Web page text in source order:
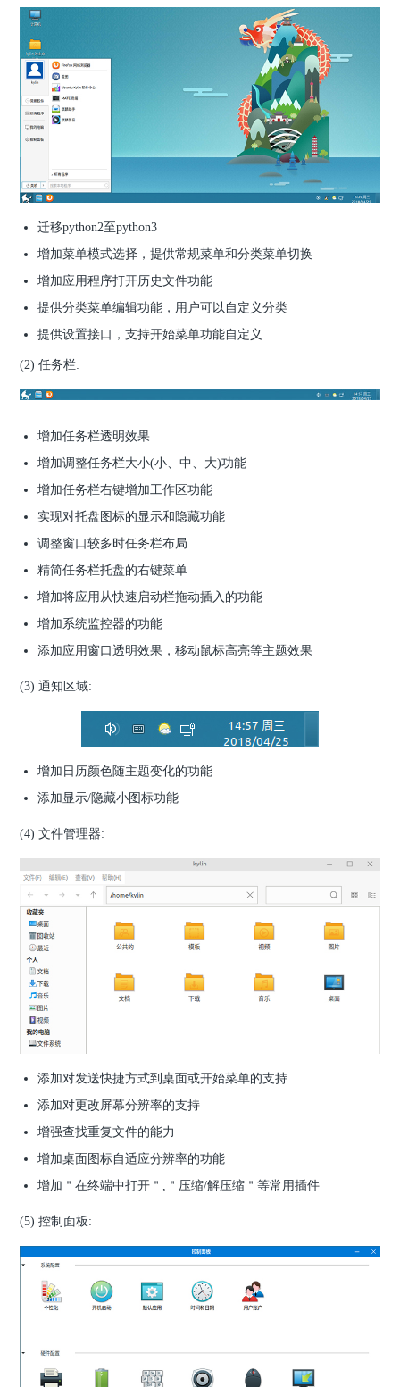
迁移python2至python3
增加菜单模式选择，提供常规菜单和分类菜单切换
增加应用程序打开历史文件功能
提供分类菜单编辑功能，用户可以自定义分类
提供设置接口，支持开始菜单功能自定义
(2) 任务栏:
增加任务栏透明效果
增加调整任务栏大小(小、中、大)功能
增加任务栏右键增加工作区功能
实现对托盘图标的显示和隐藏功能
调整窗口较多时任务栏布局
精简任务栏托盘的右键菜单
增加将应用从快速启动栏拖动插入的功能
增加系统监控器的功能
添加应用窗口透明效果，移动鼠标高亮等主题效果
(3) 通知区域:
增加日历颜色随主题变化的功能
添加显示/隐藏小图标功能
(4) 文件管理器:
添加对发送快捷方式到桌面或开始菜单的支持
添加对更改屏幕分辨率的支持
增强查找重复文件的能力
增加桌面图标自适应分辨率的功能
增加＂在终端中打开＂,＂压缩/解压缩＂等常用插件
(5) 控制面板: